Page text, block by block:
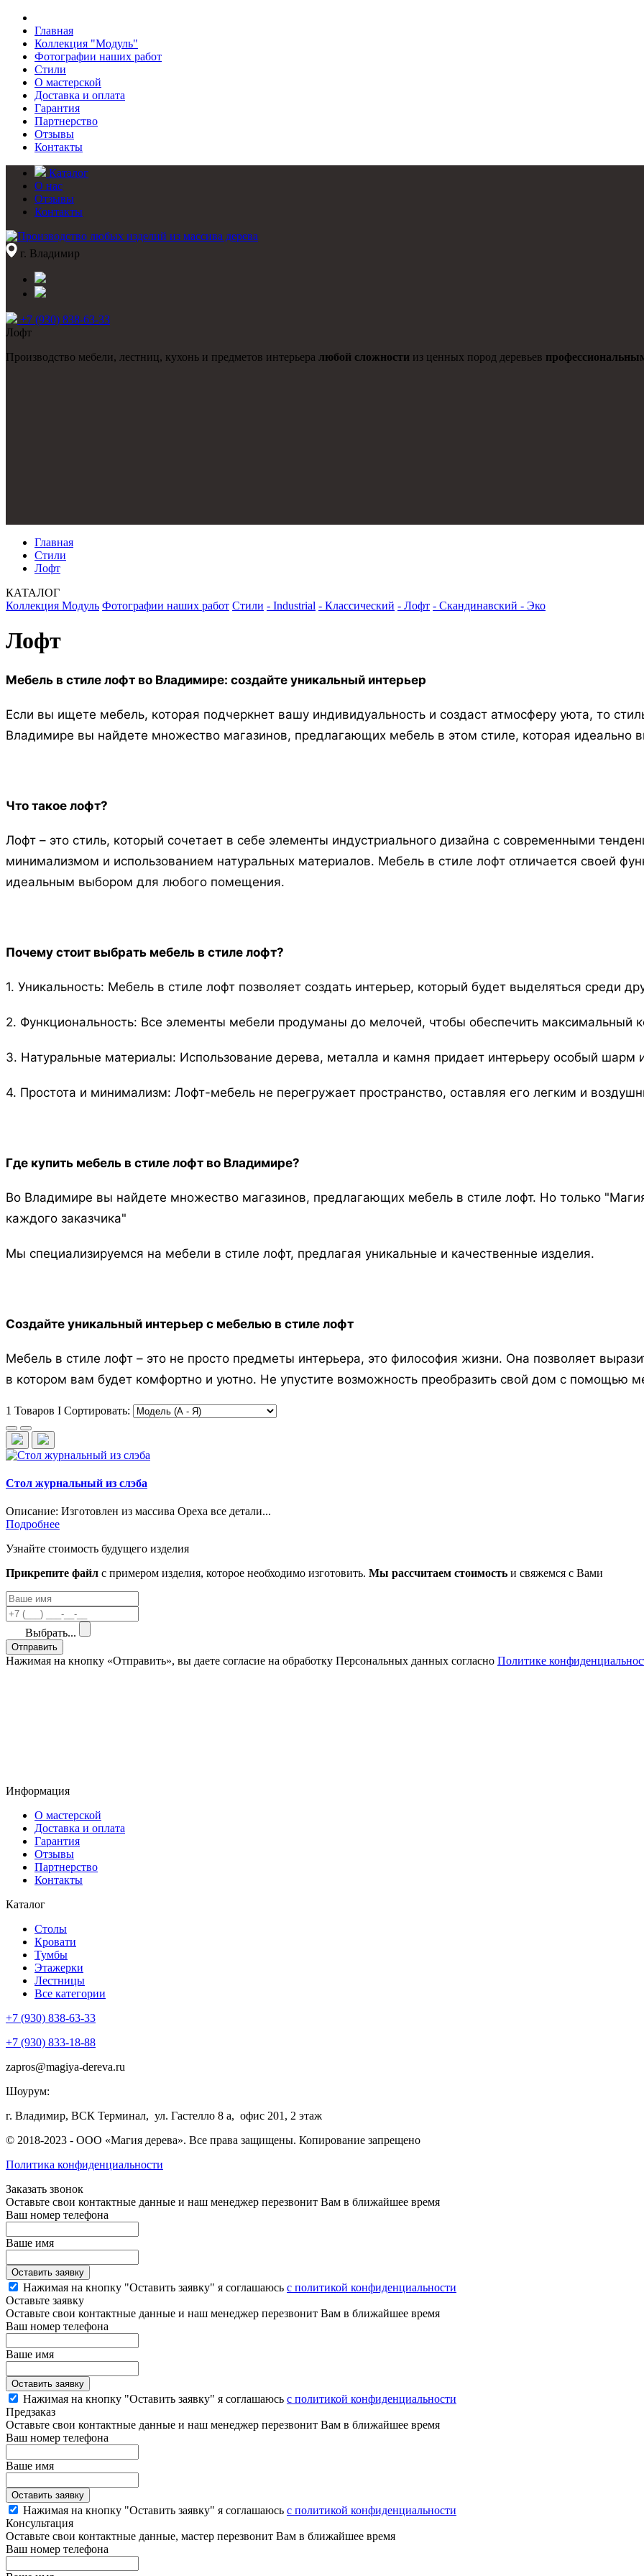
Главная
Коллекция "Модуль"
Фотографии наших работ
Стили
О мастерской
Доставка и оплата
Гарантия
Партнерство
Отзывы
Контакты
Каталог
О нас
Отзывы
Контакты
г. Владимир
+7 (930) 838-63-33
Лофт
Производство мебели, лестниц, кухонь и предметов интерьера любой сложности из ценных пород деревьев
Главная
Стили
Лофт
КАТАЛОГ
Коллекция Модуль Фотографии наших работ Стили - Industrial - Классический - Лофт - Скандинавский - Эко
Лофт
Мебель в стиле лофт во Владимире: создайте уникальный интерьер
Если вы ищете мебель, которая подчеркнет вашу индивидуальность и создаст атмосферу уюта, то
Владимире вы найдете множество магазинов, предлагающих мебель в этом стиле, которая идеально
Что такое лофт?
Лофт – это стиль, который сочетает в себе элементы индустриального дизайна с современными
минимализмом и использованием натуральных материалов. Мебель в стиле лофт отличается своей
идеальным выбором для любого помещения.
Почему стоит выбрать мебель в стиле лофт?
1. Уникальность: Мебель в стиле лофт позволяет создать интерьер, который будет выделяться среди
2. Функциональность: Все элементы мебели продуманы до мелочей, чтобы обеспечить максимальный
3. Натуральные материалы: Использование дерева, металла и камня придает интерьеру особый шарм
4. Простота и минимализм: Лофт-мебель не перегружает пространство, оставляя его легким и
Где купить мебель в стиле лофт во Владимире?
Во Владимире вы найдете множество магазинов, предлагающих мебель в стиле лофт. Но только
каждого заказчика"
Мы специализируемся на мебели в стиле лофт, предлагая уникальные и качественные изделия.
Создайте уникальный интерьер с мебелью в стиле лофт
Мебель в стиле лофт – это не просто предметы интерьера, это философия жизни. Она позволяет
в котором вам будет комфортно и уютно. Не упустите возможность преобразить свой дом с помощью
1 Товаров I Сортировать:
Стол журнальный из слэба
Описание: Изготовлен из массива Ореха все детали...
Подробнее
Узнайте стоимость будущего изделия
Прикрепите файл с примером изделия, которое необходимо изготовить. Мы рассчитаем стоимость и свяжемся с Вами
Выбрать...
Отправить
Нажимая на кнопку «Отправить», вы даете согласие на обработку Персональных данных согласно Политике
Информация
О мастерской
Доставка и оплата
Гарантия
Отзывы
Партнерство
Контакты
Каталог
Столы
Кровати
Тумбы
Этажерки
Лестницы
Все категории
+7 (930) 838-63-33
+7 (930) 833-18-88
zapros@magiya-dereva.ru
Шоурум:
г. Владимир, ВСК Терминал, ул. Гастелло 8 а, офис 201, 2 этаж
© 2018-2023 - ООО «Магия дерева». Все права защищены. Копирование запрещено
Политика конфиденциальности
Заказать звонок
Оставьте свои контактные данные и наш менеджер перезвонит Вам в ближайшее время
Ваш номер телефона
Ваше имя
Нажимая на кнопку "Оставить заявку" я соглашаюсь с политикой конфиденциальности
Оставьте заявку
Оставьте свои контактные данные и наш менеджер перезвонит Вам в ближайшее время
Ваш номер телефона
Ваше имя
Нажимая на кнопку "Оставить заявку" я соглашаюсь с политикой конфиденциальности
Предзаказ
Оставьте свои контактные данные и наш менеджер перезвонит Вам в ближайшее время
Ваш номер телефона
Ваше имя
Нажимая на кнопку "Оставить заявку" я соглашаюсь с политикой конфиденциальности
Консультация
Оставьте свои контактные данные, мастер перезвонит Вам в ближайшее время
Ваш номер телефона